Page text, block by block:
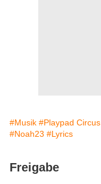
#Musik #Playpad Circus
#Noah23 #Lyrics
Freigabe